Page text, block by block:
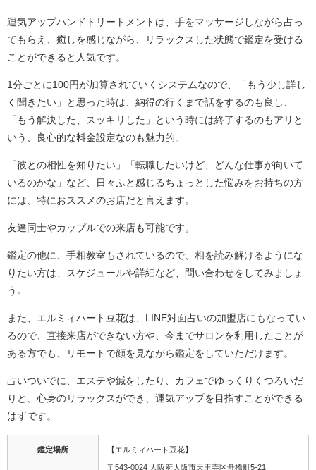
運気アップハンドトリートメントは、手をマッサージしながら占っ
てもらえ、癒しを感じながら、リラックスした状態で鑑定を受ける
ことができると人気です。
1分ごとに100円が加算されていくシステムなので、「もう少し詳し
く聞きたい」と思った時は、納得の行くまで話をするのも良し、
「もう解決した、スッキリした」という時には終了するのもアリと
いう、良心的な料金設定なのも魅力的。
「彼との相性を知りたい」「転職したいけど、どんな仕事が向いて
いるのかな」など、日々ふと感じるちょっとした悩みをお持ちの方
には、特におススメのお店だと言えます。
友達同士やカップルでの来店も可能です。
鑑定の他に、手相教室もされているので、相を読み解けるようにな
りたい方は、スケジュールや詳細など、問い合わせをしてみましょ
う。
また、エルミィハート豆花は、LINE対面占いの加盟店にもなってい
るので、直接来店ができない方や、今までサロンを利用したことが
ある方でも、リモートで顔を見ながら鑑定をしていただけます。
占いついでに、エステや鍼をしたり、カフェでゆっくりくつろいだ
りと、心身のリラックスができ、運気アップを目指すことができる
はずです。
鑑定場所 【エルミィハート豆花】
〒543-0024 大阪府大阪市天王寺区舟橋町5-21